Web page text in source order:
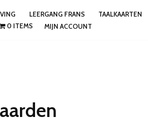
LEERGANG FRANS TAALKAARTEN
0 ITEMS MIJN ACCOUNT